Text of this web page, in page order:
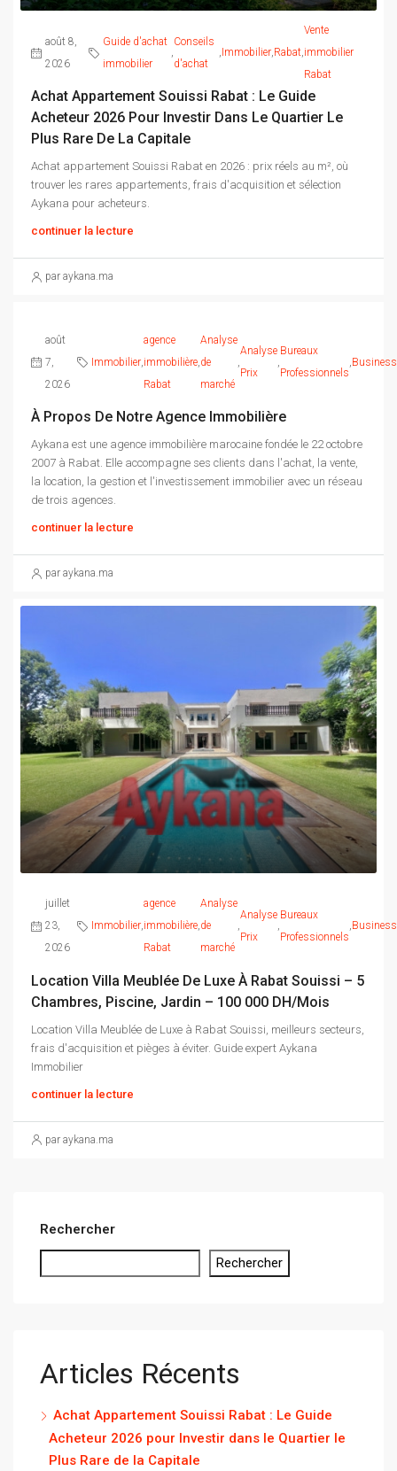
août 8,
2026
Guide d'achat
immobilier
,
Conseils
d'achat
, Immobilier,Rabat,
Vente
immobilier
Rabat
Achat Appartement Souissi Rabat : Le Guide
Acheteur 2026 Pour Investir Dans Le Quartier Le
Plus Rare De La Capitale
Achat appartement Souissi Rabat en 2026 : prix réels au m², où
trouver les rares appartements, frais d'acquisition et sélection
Aykana pour acheteurs.
continuer la lecture
par aykana.ma
août
7,
2026
Immobilier,
agence
immobilière
Rabat
,
Analyse
de
marché
,
Analyse
Prix
,
Bureaux
Professionnels
,Business
À Propos De Notre Agence Immobilière
Aykana est une agence immobilière marocaine fondée le 22 octobre
2007 à Rabat. Elle accompagne ses clients dans l'achat, la vente,
la location, la gestion et l'investissement immobilier avec un réseau
de trois agences.
continuer la lecture
par aykana.ma
juillet
23,
2026
Immobilier,
agence
immobilière
Rabat
,
Analyse
de
marché
,
Analyse
Prix
,
Bureaux
Professionnels
,Business
Location Villa Meublée De Luxe À Rabat Souissi – 5
Chambres, Piscine, Jardin – 100 000 DH/mois
Location Villa Meublée de Luxe à Rabat Souissi, meilleurs secteurs,
frais d'acquisition et pièges à éviter. Guide expert Aykana
Immobilier
continuer la lecture
par aykana.ma
Rechercher
Rechercher
Articles Récents
Achat Appartement Souissi Rabat : Le Guide
Acheteur 2026 pour Investir dans le Quartier le
Plus Rare de la Capitale